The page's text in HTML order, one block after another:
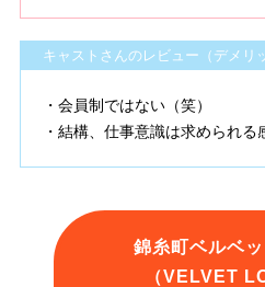
キャストさんのレビュー（デメリ
・会員制ではない（笑）
・結構、仕事意識は求められる
錦糸町ベルベ
（VELVET